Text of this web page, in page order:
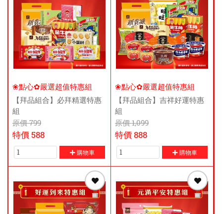
❀點心✿嚴選超值特惠組
【拜品組合】必拜精選特惠
組
原價799
特價588
購物車
❀點心✿嚴選超值特惠組
【拜品組合】吉祥好運特惠
組
原價1,099
特價888
購物車